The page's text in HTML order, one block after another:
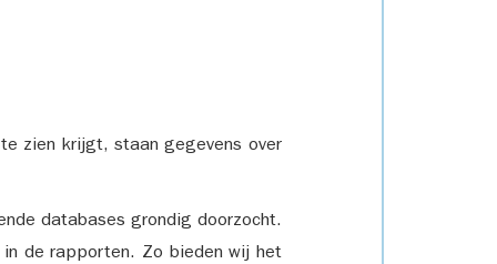
zien krijgt, staan gegevens over
databases grondig doorzocht.
de rapporten. Zo bieden wij het